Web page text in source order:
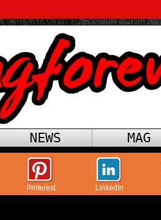
NEWS MAG
Pinterest LinkedIn